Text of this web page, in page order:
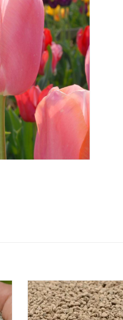
ECO bloei (NPK 4-4-14 + 2 MgO)
Kali rijke meststof voor
bloembollen